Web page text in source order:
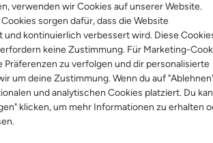
verwenden wir Cookies auf unserer Website.
sorgen dafür, dass die Website
kontinuierlich verbessert wird. Diese
keine Zustimmung. Für Marketing-
Präferenzen zu verfolgen und dir personalisierte
um deine Zustimmung. Wenn du auf
und analytischen Cookies platziert. Du
klicken, um mehr Informationen zu erhalten
& Rückgabe
Waschanleitung